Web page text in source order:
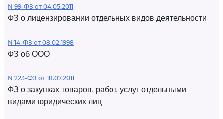
N 99-ФЗ от 04.05.2011
ФЗ о лицензировании отдельных видов деятельности
N 14-ФЗ от 08.02.1998
ФЗ об ООО
N 223-ФЗ от 18.07.2011
ФЗ о закупках товаров, работ, услуг отдельными
видами юридических лиц